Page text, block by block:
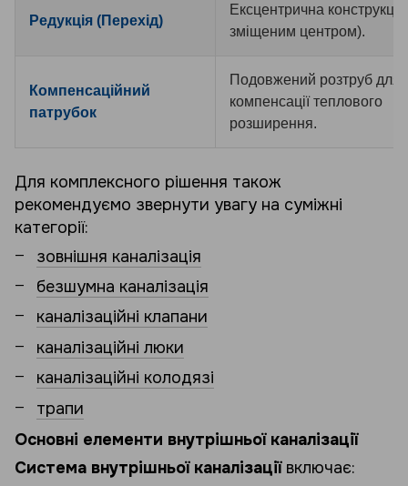
Редукція (Перехід)
Ексцентрична конструкція
зміщеним центром).
Компенсаційний
патрубок
Подовжений розтруб для
компенсації теплового
розширення.
Для комплексного рішення також
рекомендуємо звернути увагу на суміжні
категорії:
зовнішня каналізація
безшумна каналізація
каналізаційні клапани
каналізаційні люки
каналізаційні колодязі
трапи
Основні елементи внутрішньої каналізації
Система внутрішньої каналізаціївключає: